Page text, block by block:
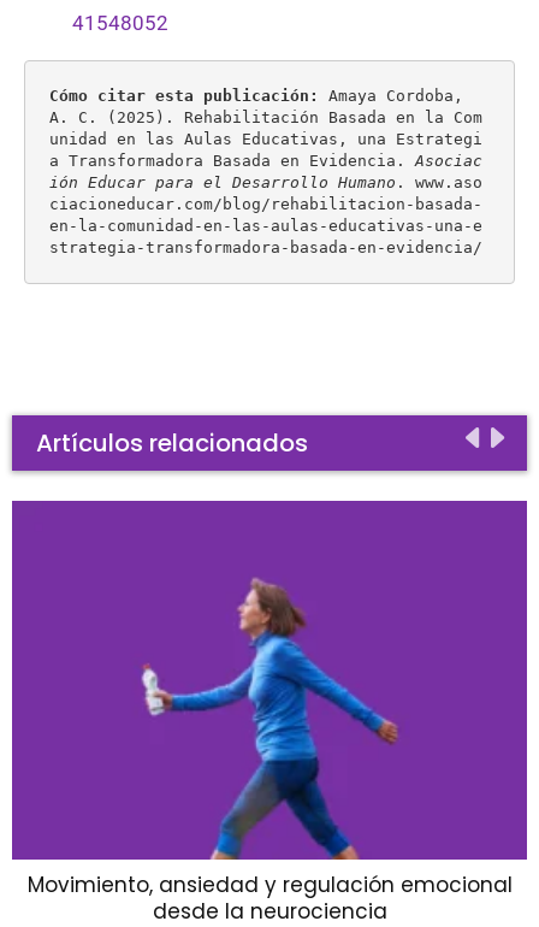
41548052
Cómo citar esta publicación:
Amaya Cordoba,
A. C. (2025). Rehabilitación Basada en la Com
unidad en las Aulas Educativas, una Estrategi
a Transformadora Basada en Evidencia. Asociac
ión Educar para el Desarrollo Humano . www.aso
ciacioneducar.com/blog/rehabilitacion-basada-
en-la-comunidad-en-las-aulas-educativas-una-e
strategia-transformadora-basada-en-evidencia/
Artículos relacionados
Movimiento, ansiedad y regulación emocional
desde la neurociencia